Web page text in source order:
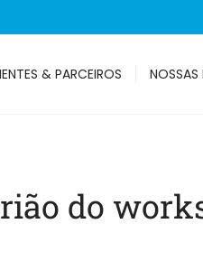
& PARCEIROS NOSSAS
do